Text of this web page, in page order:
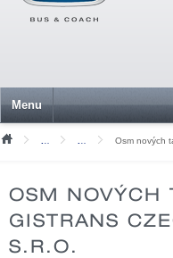
Menu
Tiskové zprávyArchiv 2020 a starší
Osm nových
OSM NOVÝCH
GISTRANS
S.R.O.